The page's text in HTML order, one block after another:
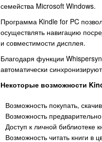
семейства Microsoft Windows.
Программа Kindle for PC
осуществлять навигацию
и совместимости дисплея.
Благодаря функции
автоматически
Некоторые возможности
Возможность покупать,
Возможность
Доступ к личной библиотеке
Возможность читать книги в